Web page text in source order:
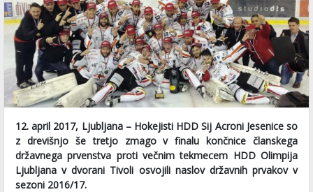
12. april 2017, Ljubljana – Hokejisti HDD Sij Acroni Jesenice so
z drevišnjo še tretjo zmago v finalu končnice članskega
državnega prvenstva proti večnim tekmecem HDD Olimpija
Ljubljana v dvorani Tivoli osvojili naslov državnih prvakov v
sezoni 2016/17.